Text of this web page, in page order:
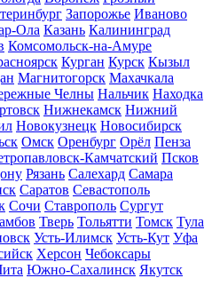
Запорожье Иваново
Ола Казань Калининград
Комсомольск-на-Амуре
Курган Курск Кызыл
Магнитогорск Махачкала
Челны Нальчик Находка
Нижнекамск Нижний
Новокузнецк Новосибирск
Омск Оренбург Орёл Пенза
Камчатский Псков
Рязань Салехард Самара
Саратов Севастополь
Сочи Ставрополь Сургут
Тверь Тольятти Томск Тула
Усть-Илимск Усть-Кут Уфа
Херсон Чебоксары
Южно-Сахалинск Якутск